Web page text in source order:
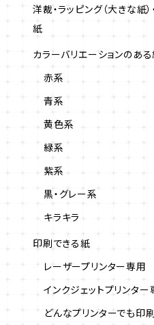
洋裁・ラッピング（大きな紙）
紙
カラーバリエーションのあ
赤系
青系
黄色系
緑系
紫系
黒・グレー系
キラキラ
印刷できる紙
レーザープリンター専用
インクジェットプリンター
どんなプリンターでも印